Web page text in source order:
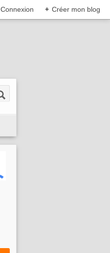
Connexion + Créer mon blog